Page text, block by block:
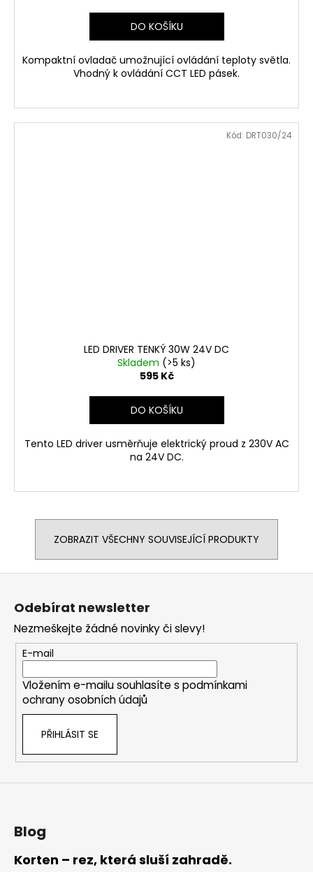
DO KOŠÍKU
Kompaktní ovladač umožnující ovládání teploty světla.
Vhodný k ovládání CCT LED pásek.
LED DRIVER TENKÝ 30W 24V DC
Skladem (>5 ks)
595 Kč
DO KOŠÍKU
Tento LED driver usměrňuje elektrický proud z 230V AC
na 24V DC.
Kód: DRT030/24
ZOBRAZIT VŠECHNY SOUVISEJÍCÍ PRODUKTY
Z
Odebírat newsletter
Nezmeškejte žádné novinky či slevy!
E-mail
Vložením e-mailu souhlasíte s podmínkami
ochrany osobních údajů
PŘIHLÁSIT SE
Blog
Korten – rez, která sluší zahradě.